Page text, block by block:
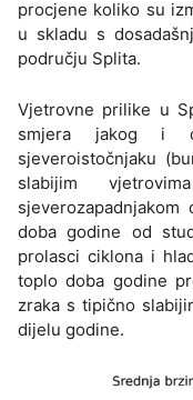
procjene koliko su
u skladu s
području Splita.
Vjetrovne prilike u
smjera jakog i
sjeveroistočnjaku
slabijim
sjeverozapadnjakom
doba godine od
prolasci ciklona i
toplo doba godine
zraka s tipično
dijelu godine.